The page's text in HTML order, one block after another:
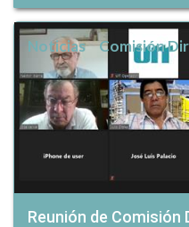
Noticias Comisión
Reunión de Comisión